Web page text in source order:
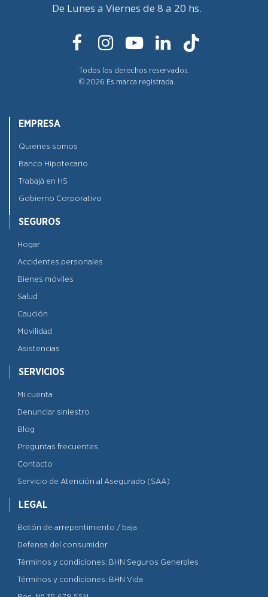
De Lunes a Viernes de 8 a 20 hs.
Todos los derechos reservados.
© 2026 Es marca registrada.
EMPRESA
Quienes somos
Banco Hipotecario
Trabajá en HS
Gobierno Corporativo
SEGUROS
Hogar
Accidentes personales
Bienes móviles
Salud
Caución
Movilidad
Asistencias
SERVICIOS
Mi cuenta
Denunciar siniestro
Blog
Preguntas frecuentes
Contacto
Servicio de Atención al Asegurado (SAA)
LEGAL
Botón de arrepentimiento / baja
Defensa del consumidor
Términos y condiciones: BHN Seguros Generales
Términos y condiciones: BHN Vida